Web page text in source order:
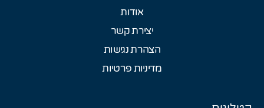
אודות
יצירת קשר
הצהרת נגישות
מדיניות פרטיות